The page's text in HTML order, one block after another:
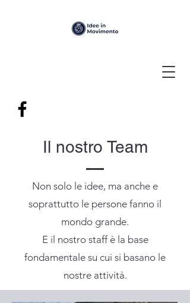
Il nostro Team
Non solo le idee, ma anche e
soprattutto le persone fanno il
mondo grande.
E il nostro staff è la base
fondamentale su cui si basano le
nostre attività.